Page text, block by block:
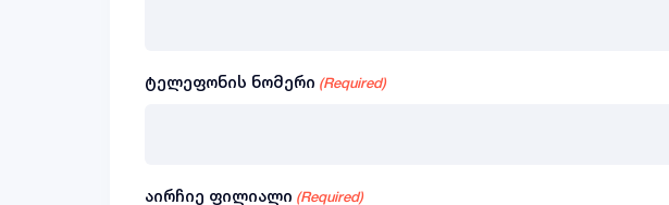
ტელეფონის ნომერი (Required)
აირჩიე ფილიალი (Required)